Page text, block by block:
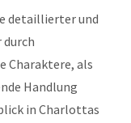
detaillierter und
Charaktere, als
Handlung
in Charlottas